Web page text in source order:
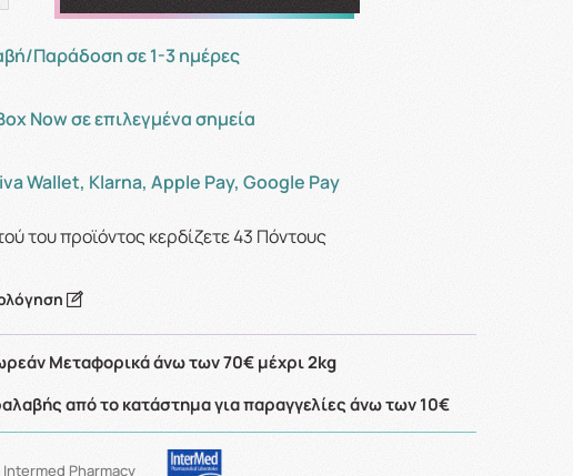
Παράδοση σε 1-3 ημέρες
Now σε επιλεγμένα σημεία
Wallet, Klarna, Apple Pay, Google Pay
του προϊόντος κερδίζετε43 Πόντους
Μεταφορικά άνω των 70€ μέχρι 2kg
από το κατάστημα για παραγγελίες άνω των 10€
Intermed Pharmacy